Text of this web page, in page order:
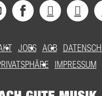
JOBS AGB
IMPRESSUM